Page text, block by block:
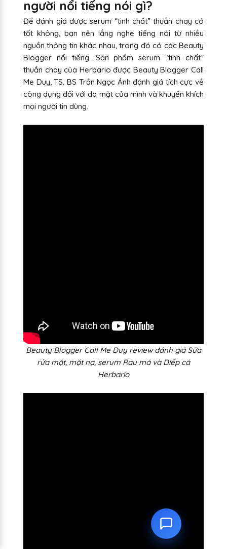
người nổi tiếng nói gì?
Để đánh giá được serum “tinh chất” thuần chay có
tốt không, bạn nên lắng nghe tiếng nói từ nhiều
nguồn thông tin khác nhau, trong đó có các Beauty
Blogger nổi tiếng. Sản phẩm serum “tinh chất”
thuần chay của Herbario được Beauty Blogger Call
Me Duy, TS. BS Trần Ngọc Ánh đánh giá tích cực về
công dụng đối với da mặt của mình và khuyến khích
mọi người tin dùng.
Beauty Blogger Call Me Duy review đánh giá Sữa
rửa mặt, mặt nạ, serum Rau má và Diếp cá
Herbario